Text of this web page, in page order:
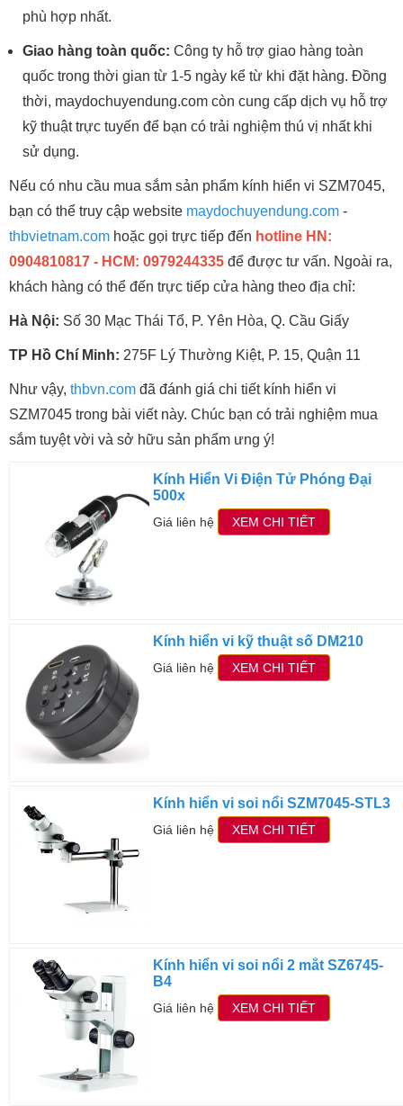
phù hợp nhất.
Giao hàng toàn quốc: Công ty hỗ trợ giao hàng toàn
quốc trong thời gian từ 1-5 ngày kể từ khi đặt hàng. Đồng
thời, maydochuyendung.com còn cung cấp dịch vụ hỗ trợ
kỹ thuật trực tuyến để bạn có trải nghiệm thú vị nhất khi
sử dụng.
Nếu có nhu cầu mua sắm sản phẩm kính hiển vi SZM7045,
bạn có thể truy cập website maydochuyendung.com -
thbvietnam.com hoặc gọi trực tiếp đến hotline HN:
0904810817 - HCM: 0979244335 để được tư vấn. Ngoài ra,
khách hàng có thể đến trực tiếp cửa hàng theo địa chỉ:
Hà Nội: Số 30 Mạc Thái Tổ, P. Yên Hòa, Q. Cầu Giấy
TP Hồ Chí Minh: 275F Lý Thường Kiệt, P. 15, Quận 11
Như vậy, thbvn.com đã đánh giá chi tiết kính hiển vi
SZM7045 trong bài viết này. Chúc bạn có trải nghiệm mua
sắm tuyệt vời và sở hữu sản phẩm ưng ý!
Kính Hiển Vi Điện Tử Phóng Đại
500x
Giá liên hệ XEM CHI TIẾT
Kính hiển vi kỹ thuật số DM210
Giá liên hệ XEM CHI TIẾT
Kính hiển vi soi nổi SZM7045-STL3
Giá liên hệ XEM CHI TIẾT
Kính hiển vi soi nổi 2 mắt SZ6745-
B4
Giá liên hệ XEM CHI TIẾT